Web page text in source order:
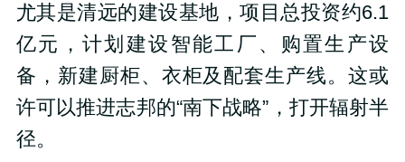
尤其是清远的建设基地，项目总投资约6.1
亿元，计划建设智能工厂、购置生产设
备，新建厨柜、衣柜及配套生产线。这或
许可以推进志邦的“南下战略”，打开辐射半
径。